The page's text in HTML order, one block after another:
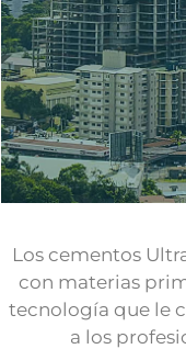
A ULTRACEM
Los cementos
con materias
tecnología que le
a los